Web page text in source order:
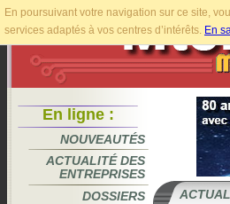
En poursuivant votre navigation sur ce site,
services adaptés à vos centres d’intérêts. En
En ligne :
NOUVEAUTÉS
ACTUALITÉ DES
ENTREPRISES
DOSSIERS